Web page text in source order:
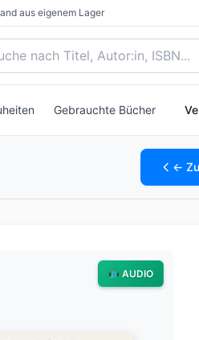
aus eigenem Lager
suchen nach Titel, Autor:in
Gebrauchte Bücher
←
AUDIO